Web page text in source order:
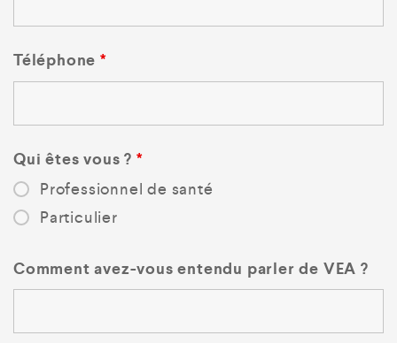
Téléphone*
Qui êtes vous ? *
Professionnel de santé
Particulier
Comment avez-vous entendu parler de VEA ?